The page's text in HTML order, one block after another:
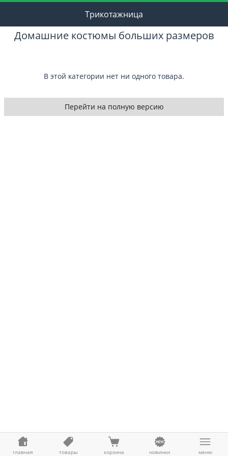
Трикотажница
Домашние костюмы больших размеров
В этой категории нет ни одного товара.
Перейти на полную версию